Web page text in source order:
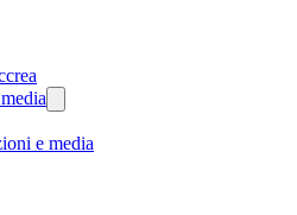
e media